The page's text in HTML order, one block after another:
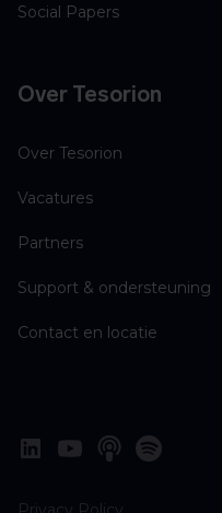
Social Papers
Over Tesorion
Over Tesorion
Vacatures
Partners
Support & ondersteuning
Contact en locatie